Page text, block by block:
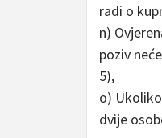
radi o
n)
poziv
5),
o)
dvije